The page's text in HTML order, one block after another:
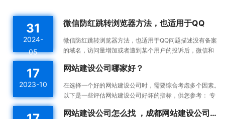
31
2024-
05
微信防红跳转浏览器方法，也适用于QQ
微信防红跳转浏览器方法，也适用于QQ问题描述没有备案
的域名，访问量增加或者遭到某个用户的投诉后，微信和
单。这...
17
2023-10
网站建设公司哪家好？
在选择一个好的网站建设公司时，需要综合考虑多个因素。
以下是一些评估网站建设公司好坏的指标，供您参考： 专
网站建设公司怎么找 ，成都网站建设公司做网站靠谱吗